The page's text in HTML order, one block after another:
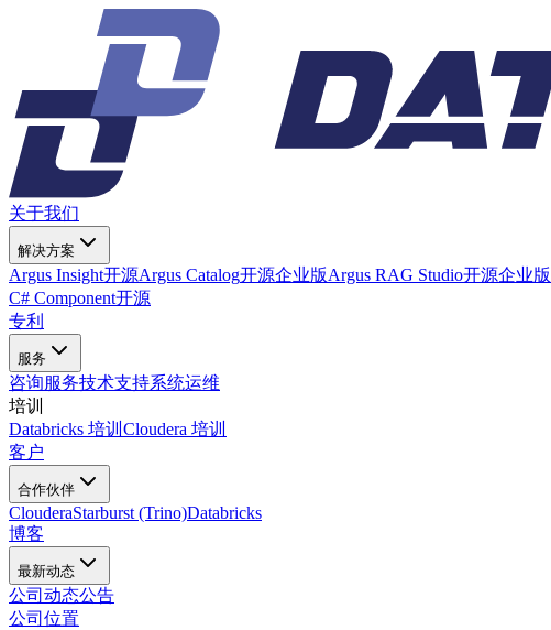
关于我们
解决方案
Argus Insight开源Argus Catalog开源企业版Argus RAG Studio开源企业版
C# Component开源
专利
服务
咨询服务技术支持系统运维
培训
Databricks 培训 Cloudera 培训
客户
合作伙伴
ClouderaStarburst (Trino)Databricks
博客
最新动态
公司动态公告
公司位置